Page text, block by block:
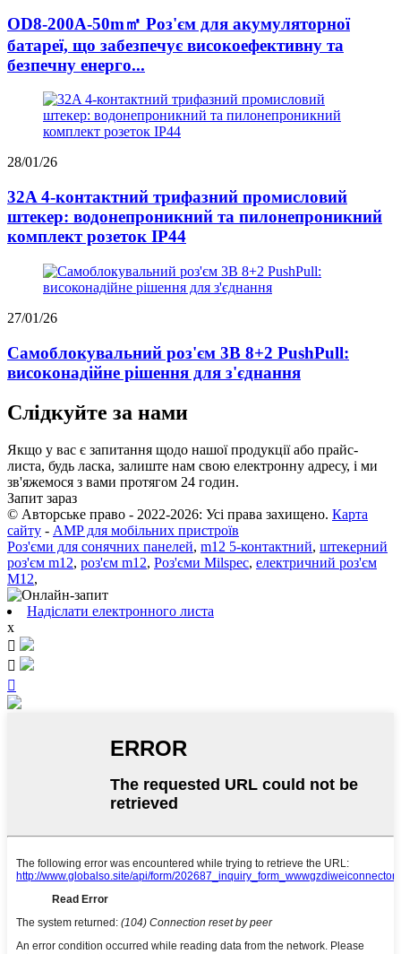
OD8-200A-50m㎡ Роз'єм для акумуляторної
батареї, що забезпечує високоефективну та
безпечну енерго...
28/01/26
32A 4-контактний трифазний промисловий
штекер: водонепроникний та пилонепроникний
комплект розеток IP44
27/01/26
Самоблокувальний роз'єм 3B 8+2 PushPull:
високонадійне рішення для з'єднання
Слідкуйте за нами
Якщо у вас є запитання щодо нашої продукції або прайс-
листа, будь ласка, залиште нам свою електронну адресу, і ми
зв'яжемося з вами протягом 24 годин.
Запит зараз
© Авторське право - 2022-2026: Усі права захищено. Карта
сайту - AMP для мобільних пристроїв
Роз'єми для сонячних панелей, m12 5-контактний, штекерний
роз'єм m12, роз'єм m12, Роз'єми Milspec, електричний роз'єм
M12,
Надіслати електронного листа
x


